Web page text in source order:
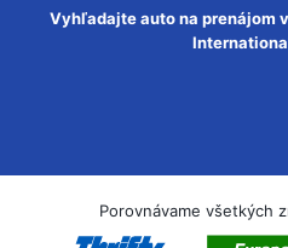
Vyhľadajte auto na prenájom
Porovnávame všetkých